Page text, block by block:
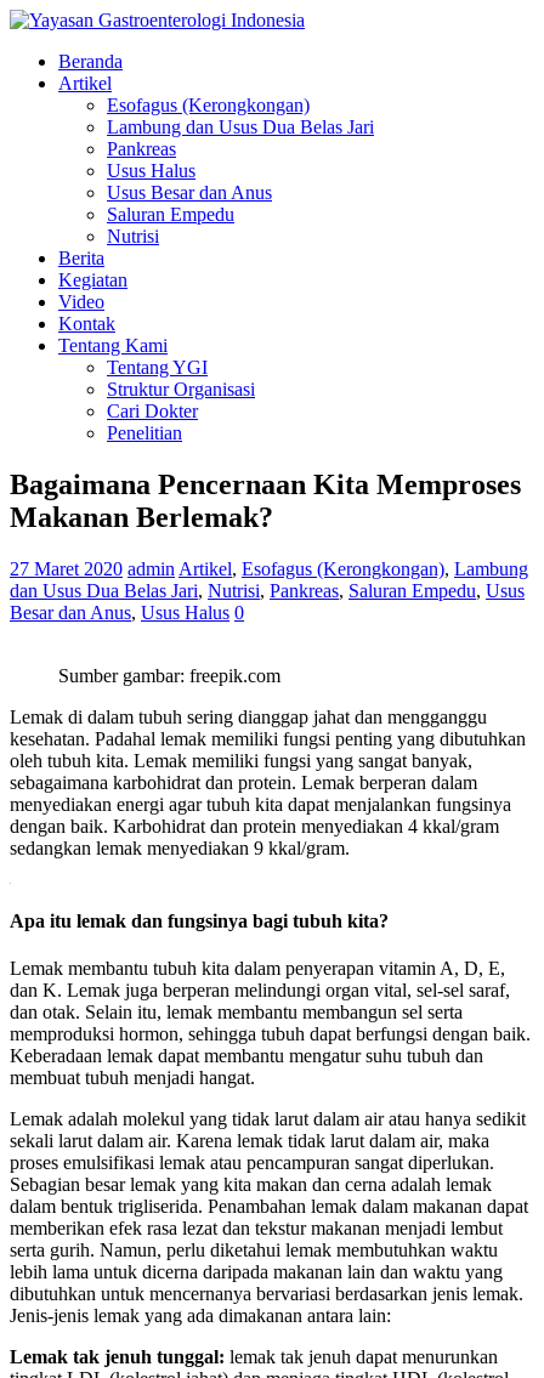
Beranda
Artikel
Esofagus (Kerongkongan)
Lambung dan Usus Dua Belas Jari
Pankreas
Usus Halus
Usus Besar dan Anus
Saluran Empedu
Nutrisi
Berita
Kegiatan
Video
Kontak
Tentang Kami
Tentang YGI
Struktur Organisasi
Cari Dokter
Penelitian
Bagaimana Pencernaan Kita Memproses
Makanan Berlemak?
27 Maret 2020 admin Artikel, Esofagus (Kerongkongan), Lambung
dan Usus Dua Belas Jari, Nutrisi, Pankreas, Saluran Empedu, Usus
Besar dan Anus, Usus Halus 0
Sumber gambar: freepik.com
Lemak di dalam tubuh sering dianggap jahat dan mengganggu
kesehatan. Padahal lemak memiliki fungsi penting yang dibutuhkan
oleh tubuh kita. Lemak memiliki fungsi yang sangat banyak,
sebagaimana karbohidrat dan protein. Lemak berperan dalam
menyediakan energi agar tubuh kita dapat menjalankan fungsinya
dengan baik. Karbohidrat dan protein menyediakan 4 kkal/gram
sedangkan lemak menyediakan 9 kkal/gram.
Apa itu lemak dan fungsinya bagi tubuh kita?
Lemak membantu tubuh kita dalam penyerapan vitamin A, D, E,
dan K. Lemak juga berperan melindungi organ vital, sel-sel saraf,
dan otak. Selain itu, lemak membantu membangun sel serta
memproduksi hormon, sehingga tubuh dapat berfungsi dengan baik.
Keberadaan lemak dapat membantu mengatur suhu tubuh dan
membuat tubuh menjadi hangat.
Lemak adalah molekul yang tidak larut dalam air atau hanya sedikit
sekali larut dalam air. Karena lemak tidak larut dalam air, maka
proses emulsifikasi lemak atau pencampuran sangat diperlukan.
Sebagian besar lemak yang kita makan dan cerna adalah lemak
dalam bentuk trigliserida. Penambahan lemak dalam makanan dapat
memberikan efek rasa lezat dan tekstur makanan menjadi lembut
serta gurih. Namun, perlu diketahui lemak membutuhkan waktu
lebih lama untuk dicerna daripada makanan lain dan waktu yang
dibutuhkan untuk mencernanya bervariasi berdasarkan jenis lemak.
Jenis-jenis lemak yang ada dimakanan antara lain:
Lemak tak jenuh tunggal: lemak tak jenuh dapat menurunkan